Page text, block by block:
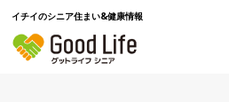
イチイのシニア住まい&健康情報